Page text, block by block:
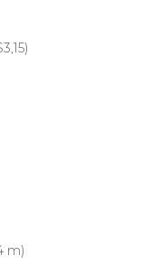
3,15)
m)